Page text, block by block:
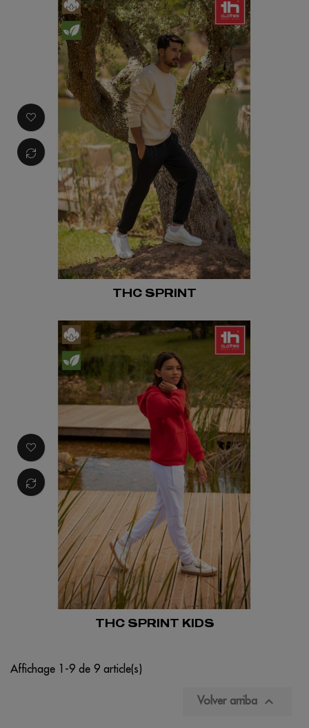
THC SPRINT
THC SPRINT KIDS
Affichage 1-9 de 9 article(s)
Volver arriba 